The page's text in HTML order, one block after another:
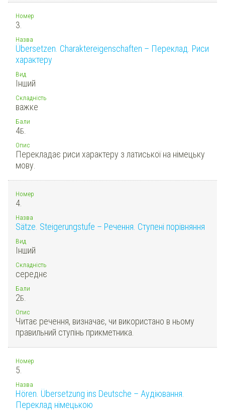
Номер
3.
Назва
Übersetzen. Charaktereigenschaften – Переклад. Риси
характеру
Вид
Інший
Складність
важке
Бали
4Б.
Опис
Перекладає риси характеру з латиської на німецьку
мову.
Номер
4.
Назва
Sätze. Steigerungstufe – Речення. Ступені порівняння
Вид
Інший
Складність
середнє
Бали
2Б.
Опис
Читає речення, визначає, чи використано в ньому
правильний ступінь прикметника.
Номер
5.
Назва
Hören. Übersetzung ins Deutsche – Аудіювання.
Переклад німецькою